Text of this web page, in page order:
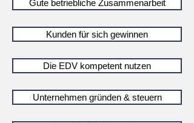
Gute betriebliche Zusammenarbeit
Kunden für sich gewinnen
Die EDV kompetent nutzen
Unternehmen gründen & steuern